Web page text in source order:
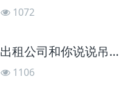
1072
江门大型吊车出租公司和你说说吊车发动机积碳和水垢清理方法
1106